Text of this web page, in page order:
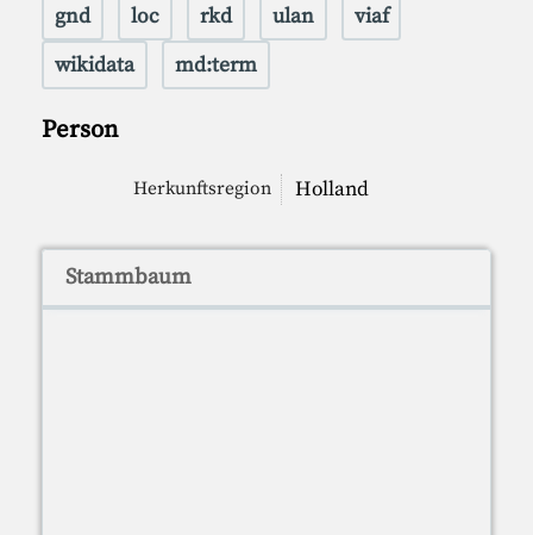
gnd loc rkd ulan
viaf
wikidata
md:term
Person
Herkunftsregion Holland
Stammbaum